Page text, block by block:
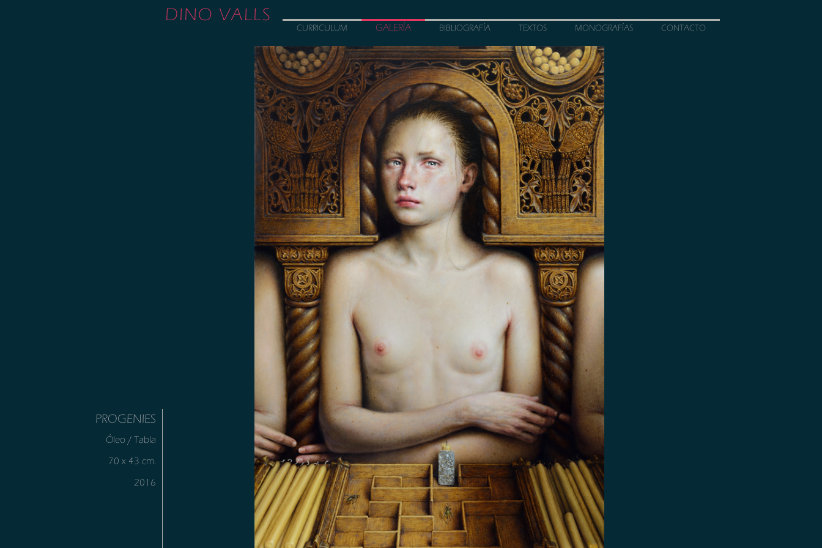
DINO VALLS
CURRICULUM GALERÍA BIBLIOGRAFÍA TEXTOS MONOGRAFÍAS CONTACTO
PROGENIES
Óleo / Tabla
70 x 43 cm.
2016